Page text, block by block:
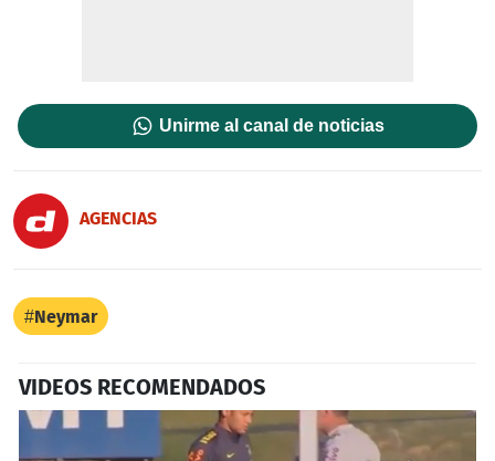
Unirme al canal de noticias
AGENCIAS
Neymar
VIDEOS RECOMENDADOS